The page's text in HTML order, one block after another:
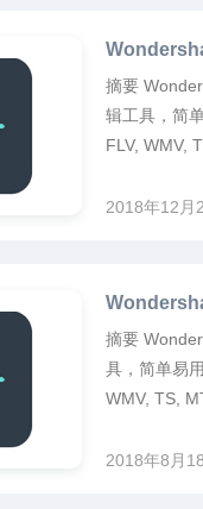
摘要
辑工具，简
FLV, WMV,
2018年12月
摘要
具，简单易
WMV, TS,
2018年8月